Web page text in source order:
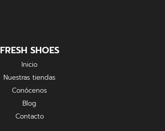
FRESH SHOES
Inicio
Nuestras tiendas
Conócenos
Blog
Contacto